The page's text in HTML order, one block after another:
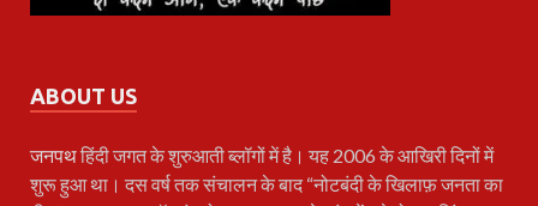
ABOUT US
जनपथहिंदी जगत के शुरुआती ब्लॉगों में है। यह 2006 के आखिरी दिनों में
शुरू हुआ था। दस वर्ष तक संचालन के बाद “नोटबंदी के खिलाफ़ जनता का